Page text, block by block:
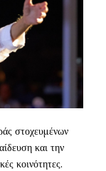
στοχευμένων
και την
κοινότητες.